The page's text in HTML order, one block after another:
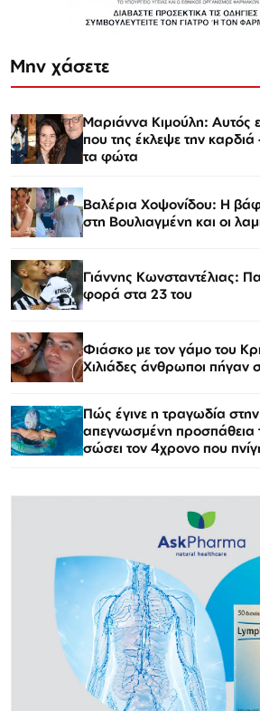
Μην χάσετε
Μαριάννα Κιμούλη: Αυτός
που της έκλεψε την
τα φώτα
Βαλέρια Χοψονίδου: Η
στη Βουλιαγμένη και οι
Γιάννης Κωνσταντέλιας:
φορά στα 23 του
Φιάσκο με τον γάμο του
Χιλιάδες άνθρωποι πήγαν
Πώς έγινε η τραγωδία
απεγνωσμένη προσπάθεια
σώσει τον 4χρονο που